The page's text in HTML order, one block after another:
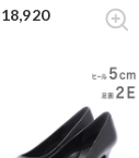
18,920